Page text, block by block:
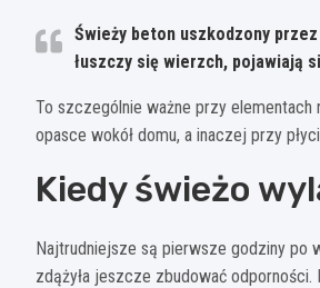
Świeży beton uszkodzony
łuszczy się wierzch, pojawiają
To szczególnie ważne przy elementach
opasce wokół domu, a inaczej przy
Kiedy świeżo
Najtrudniejsze są pierwsze godziny po
zdążyła jeszcze zbudować